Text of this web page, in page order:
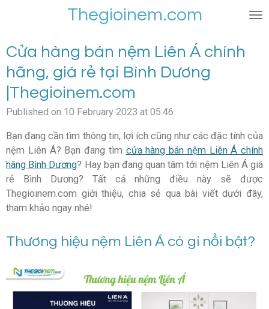
content
Thegioinem.com
Cửa hàng bán nệm Liên Á chính
hãng, giá rẻ tại Bình Dương
|Thegioinem.com
Published on 10 February 2023 at 05:46
Bạn đang cần tìm thông tin, lợi ích cũng như các đặc tính của
nệm Liên Á? Bạn đang tìm cửa hàng bán nệm Liên Á chính
hãng Bình Dương? Hay bạn đang quan tâm tới nệm Liên Á giá
rẻ Bình Dương? Tất cả những điều này sẽ được
Thegioinem.com giới thiệu, chia sẻ qua bài viết dưới đây,
tham khảo ngay nhé!
Thương hiệu nệm Liên Á có gì nổi bật?